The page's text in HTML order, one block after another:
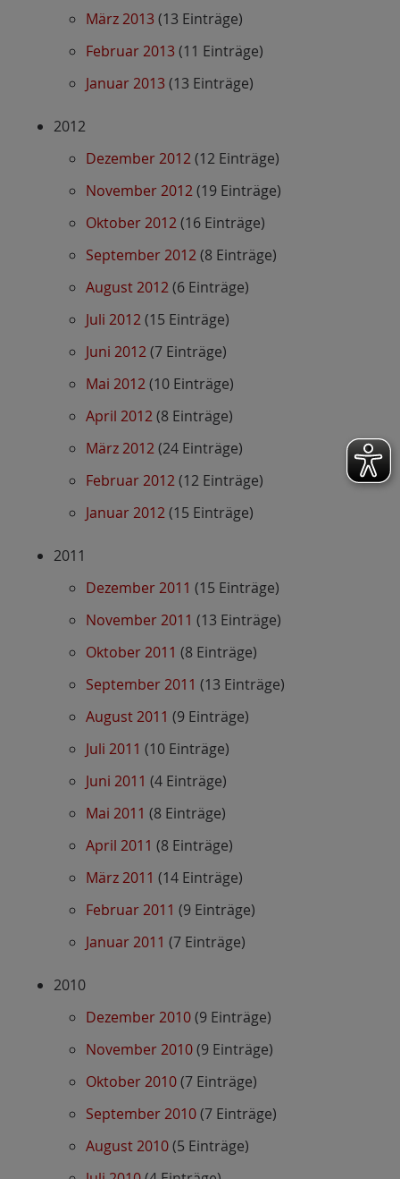
März 2013(13 Einträge)
Februar 2013(11 Einträge)
Januar 2013(13 Einträge)
2012
Dezember 2012(12 Einträge)
November 2012(19 Einträge)
Oktober 2012(16 Einträge)
September 2012(8 Einträge)
August 2012(6 Einträge)
Juli 2012(15 Einträge)
Juni 2012(7 Einträge)
Mai 2012(10 Einträge)
April 2012(8 Einträge)
März 2012(24 Einträge)
Februar 2012(12 Einträge)
Januar 2012(15 Einträge)
2011
Dezember 2011 (15 Einträge)
November 2011 (13 Einträge)
Oktober 2011 (8 Einträge)
September 2011 (13 Einträge)
August 2011 (9 Einträge)
Juli 2011 (10 Einträge)
Juni 2011 (4 Einträge)
Mai 2011 (8 Einträge)
April 2011 (8 Einträge)
März 2011 (14 Einträge)
Februar 2011 (9 Einträge)
Januar 2011 (7 Einträge)
2010
Dezember 2010(9 Einträge)
November 2010(9 Einträge)
Oktober 2010(7 Einträge)
September 2010(7 Einträge)
August 2010(5 Einträge)